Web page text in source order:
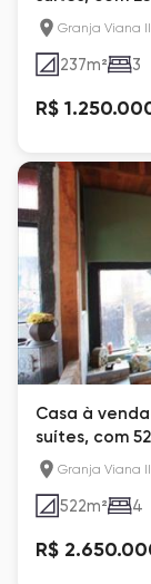
Granja Viana II
237m² 3
R$
Casa à
suítes, com
Granja Viana II
522m² 4
R$